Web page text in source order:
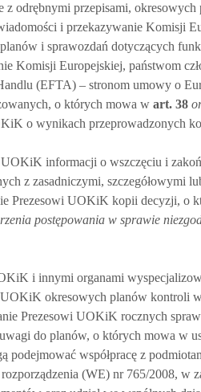
z odrębnymi przepisami,
i przekazywanie Komisji
i sprawozdań dotyczących
Komisji Europejskiej, państwom
(EFTA) – stronom umowy o
o których mowa w art. 38
o wynikach przeprowadzonych
informacji o wszczęciu i
z zasadniczymi, szczegółowymi
Prezesowi UOKiK kopii decyzji, o
postępowania w sprawie
i innymi organami
UOKiK okresowych planów kontroli
Prezesowi UOKiK rocznych
do planów, o których mowa w
podejmować współpracę z
rozporządzenia (WE) nr 765/2008, w